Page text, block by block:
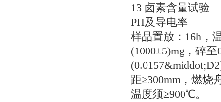
13卤素含量试验
PH及导电率
样品置放：16h，
(1000±5)mg，碎
距≥300mm，燃烧
温度须≥900℃。